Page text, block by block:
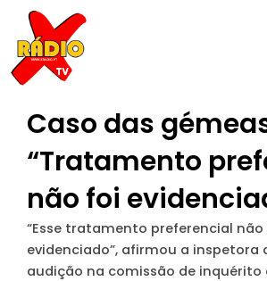
content
Caso das
“Tratamento
não foi
“Esse tratamento preferencial não
evidenciado”, afirmou a inspetora
audição na comissão de inquérito